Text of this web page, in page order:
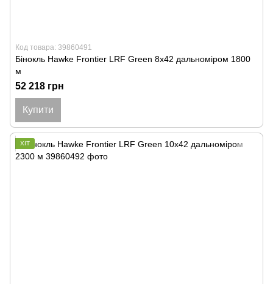
Код товара: 39860491
Бінокль Hawke Frontier LRF Green 8x42 дальноміром 1800
м
52 218 грн
Купити
ХІТ